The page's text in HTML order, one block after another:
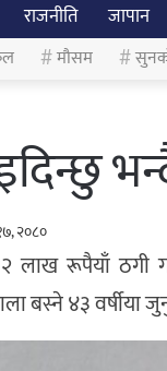
राजनीति जापान
मौसम
२०८०
लाख रूपैयाँ ठगी
बस्ने ४३ वर्षीया